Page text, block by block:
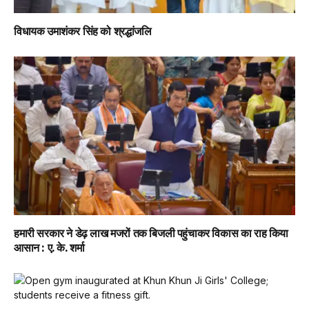
विधायक उमाशंकर सिंह को श्रद्धांजलि
हमारी सरकार ने डेढ़ लाख मजरों तक बिजली पहुंचाकर विकास का राह किया
आसान : ए. के. शर्मा